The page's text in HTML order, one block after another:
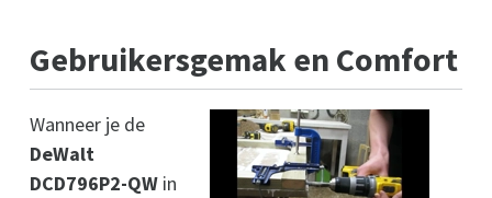
Gebruikersgemak en Comfort
Wanneer je de
DeWalt
DCD796P2-QW in